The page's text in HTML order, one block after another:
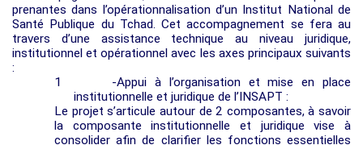
prenantes dans l’opérationnalisation d’un Institut National de
Santé Publique du Tchad. Cet accompagnement se fera au
travers d’une assistance technique au niveau juridique,
institutionnel et opérationnel avec les axes principaux suivants
:
1
-Appui à l’organisation et mise en place
institutionnelle et juridique de l’INSAPT :
Le projet s’articule autour de 2 composantes, à savoir
la composante institutionnelle et juridique vise à
consolider afin de clarifier les fonctions essentielles